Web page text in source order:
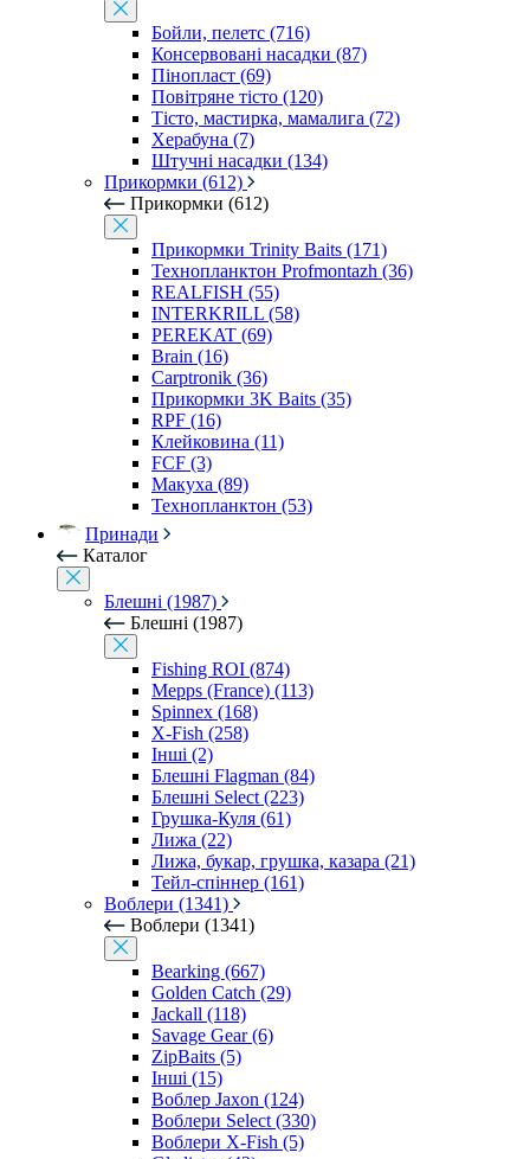
Бойли, пелетс (716)
Консервовані насадки (87)
Пінопласт (69)
Повітряне тісто (120)
Тісто, мастирка, мамалига (72)
Херабуна (7)
Штучні насадки (134)
Прикормки (612)
Прикормки (612)
Прикормки Trinity Baits (171)
Технопланктон Profmontazh (36)
REALFISH (55)
INTERKRILL (58)
PEREKAT (69)
Brain (16)
Carptronik (36)
Прикормки 3K Baits (35)
RPF (16)
Клейковина (11)
FCF (3)
Макуха (89)
Технопланктон (53)
Принади
Каталог
Блешні (1987)
Блешні (1987)
Fishing ROI (874)
Mepps (France) (113)
Spinnex (168)
X-Fish (258)
Інші (2)
Блешні Flagman (84)
Блешні Select (223)
Грушка-Куля (61)
Лижа (22)
Лижа, букар, грушка, казара (21)
Тейл-спіннер (161)
Воблери (1341)
Воблери (1341)
Bearking (667)
Golden Catch (29)
Jackall (118)
Savage Gear (6)
ZipBaits (5)
Інші (15)
Воблер Jaxon (124)
Воблери Select (330)
Воблери X-Fish (5)